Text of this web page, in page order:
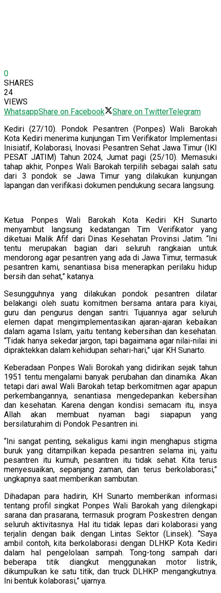
0
SHARES
24
VIEWS
WhatsappShare on Facebook Share on TwitterTelegram
Kediri (27/10). Pondok Pesantren (Ponpes) Wali Barokah
Kota Kediri menerima kunjungan Tim Verifikator Implementasi
Inisiatif, Kolaborasi, Inovasi Pesantren Sehat Jawa Timur (IKI
PESAT JATIM) Tahun 2024, Jumat pagi (25/10). Memasuki
tahap akhir, Ponpes Wali Barokah terpilih sebagai salah satu
dari 3 pondok se Jawa Timur yang dilakukan kunjungan
lapangan dan verifikasi dokumen pendukung secara langsung.
Ketua Ponpes Wali Barokah Kota Kediri KH Sunarto
menyambut langsung kedatangan Tim Verifikator yang
diketuai Malik Afif dari Dinas Kesehatan Provinsi Jatim. “Ini
tentu merupakan bagian dari seluruh rangkaian untuk
mendorong agar pesantren yang ada di Jawa Timur, termasuk
pesantren kami, senantiasa bisa menerapkan perilaku hidup
bersih dan sehat,” katanya.
Sesungguhnya yang dilakukan pondok pesantren dilatar
belakangi oleh suatu komitmen bersama antara para kiyai,
guru dan pengurus dengan santri. Tujuannya agar seluruh
elemen dapat mengimplementasikan ajaran-ajaran kebaikan
dalam agama Islam, yaitu tentang kebersihan dan kesehatan.
“Tidak hanya sekedar jargon, tapi bagaimana agar nilai-nilai ini
dipraktekkan dalam kehidupan sehari-hari,” ujar KH Sunarto.
Keberadaan Ponpes Wali Borokah yang didirikan sejak tahun
1951 tentu mengalami banyak perubahan dan dinamika. Akan
tetapi dari awal Wali Barokah tetap berkomitmen agar apapun
perkembangannya, senantiasa mengedepankan kebersihan
dan kesehatan. Karena dengan kondisi semacam itu, insya
Allah akan membuat nyaman bagi siapapun yang
bersilaturahim di Pondok Pesantren ini.
“Ini sangat penting, sekaligus kami ingin menghapus stigma
buruk yang ditampilkan kepada pesantren selama ini, yaitu
pesantren itu kumuh, pesantren itu tidak sehat. Kita terus
menyesuaikan, sepanjang zaman, dan terus berkolaborasi,”
ungkapnya saat memberikan sambutan.
Dihadapan para hadirin, KH Sunarto memberikan informasi
tentang profil singkat Ponpes Wali Barokah yang dilengkapi
sarana dan prasarana, termasuk program Poskestren dengan
seluruh aktivitasnya. Hal itu tidak lepas dari kolaborasi yang
terjalin dengan baik dengan Lintas Sektor (Linsek). “Saya
ambil contoh, kita berkolaborasi dengan DLHKP Kota Kediri
dalam hal pengelolaan sampah. Tong-tong sampah dari
beberapa titik diangkut menggunakan motor listrik,
dikumpulkan ke satu titik, dan truck DLHKP mengangkutnya.
Ini bentuk kolaborasi,” ujarnya.